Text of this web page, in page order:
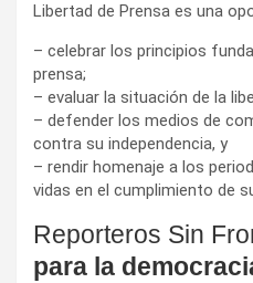
Libertad de Prensa es una
– celebrar los principios
prensa;
– evaluar la situación de la
– defender los medios de
contra su independencia, y
– rendir homenaje a los
vidas en el cumplimiento de
Reporteros Sin
para la